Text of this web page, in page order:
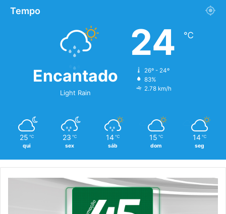
Tempo
Encantado
Light Rain
24 ℃
26º - 24º
83%
2.78 km/h
25 ℃
qui
23 ℃
sex
14 ℃
sáb
15 ℃
dom
14 ℃
seg